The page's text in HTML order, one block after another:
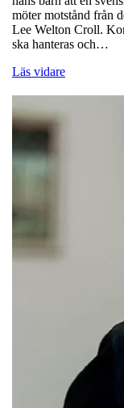
möter motstånd från
Lee Welton Croll.
ska hanteras och…
Läs vidare